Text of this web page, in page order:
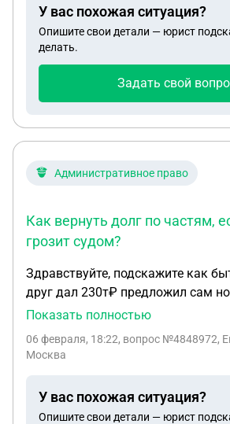
блакировкой счета на сумму
гаи сведенья по авто выяснилось
поставили на учет в октябре 24г.
неизвестно, получаеться авто
моего имени по поддельному дкп Что теперь
У вас похожая ситуация?
Опишите свои детали — юрист
делать.
Задать свой
Административное право
Как вернуть долг по частям,
грозит судом?
Здравствуйте, подскажите как
друг дал 230т₽ предложил сам
вернуть, сейчас грозит судом
записывать звонки и сохранять
отдаю за съем жилья
Показать полностью
06 февраля, 18:22, вопрос №4848972,
Москва
У вас похожая ситуация?
Опишите свои детали — юрист